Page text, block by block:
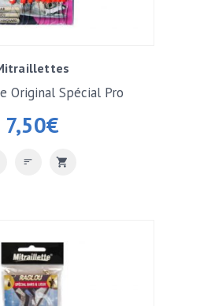
7,50€
Original Spécial Pro